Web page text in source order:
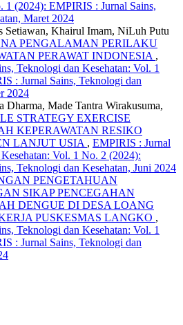
1 (2024): EMPIRIS : Jurnal Sains,
Maret 2024
Setiawan, Khairul Imam, NiLuh Putu
PENGALAMAN PERILAKU
PERAWAT INDONESIA ,
Teknologi dan Kesehatan: Vol. 1
: Jurnal Sains, Teknologi dan
2024
Dharma, Made Tantra Wirakusuma,
STRATEGY EXERCISE
KEPERAWATAN RESIKO
LANJUT USIA , EMPIRIS : Jurnal
Vol. 1 No. 2 (2024):
Teknologi dan Kesehatan, Juni 2024
PENGETAHUAN
SIKAP PENCEGAHAN
DENGUE DI DESA LOANG
PUSKESMAS LANGKO ,
Teknologi dan Kesehatan: Vol. 1
: Jurnal Sains, Teknologi dan